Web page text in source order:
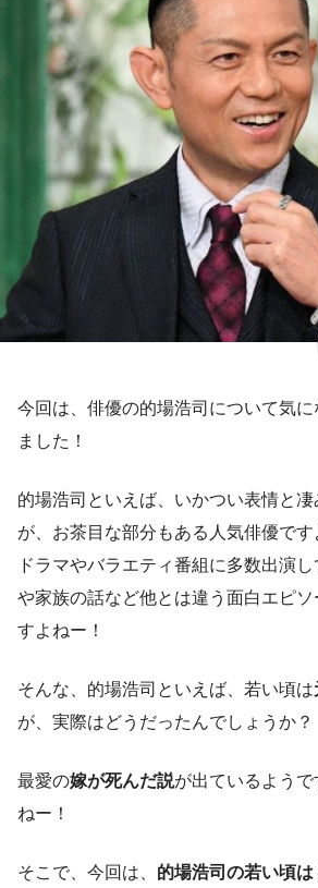
今回は、俳優の的場浩司について気
ました！
的場浩司といえば、いかつい表情と
が、お茶目な部分もある人気俳優です
ドラマやバラエティ番組に多数出演
や家族の話など他とは違う面白エピソ
すよねー！
そんな、的場浩司といえば、若い頃は
が、実際はどうだったんでしょうか？
最愛の嫁が死んだ説が出ているよう
ねー！
そこで、今回は、 的場浩司の若い頃